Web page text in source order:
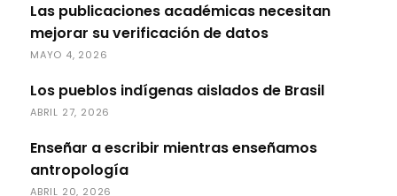
Las publicaciones académicas necesitan
mejorar su verificación de datos
MAYO 4, 2026
Los pueblos indígenas aislados de Brasil
ABRIL 27, 2026
Enseñar a escribir mientras enseñamos
antropología
ABRIL 20, 2026